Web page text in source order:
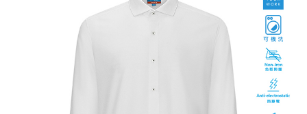
２．訂單成立數日內，您將收到繳費通知簡訊。
３．收到繳費通知簡訊後14天內，點擊此簡訊中的連結，可透過四大超商／
ATM／網路銀行／等多元方式進行付款，方視為交易完成。
※ 請注意：結帳手續完成當下不需立刻繳費，但若您需要取消訂單，請聯絡
購買商品的店家。未經商家同意取消之訂單仍視為有效，需透過AFTEE先享
後付繳納相關費用。
※ 交易是否成功請以「AFTEE先享後付 」之結帳頁面顯示為準，若有關於
是否繳費成功／繳費後需取消欲退款等相關疑問，請聯繫「AFTEE先享後付
客戶支援中心」
https://netprotections.freshdesk.com/support/home
每筆NT$80，滿NT$1,500(含以上)免運費
付款後7-11取貨
每筆NT$80，滿NT$1,500(含以上)免運費
每筆NT$120，滿NT$1,500(含以上)免運費